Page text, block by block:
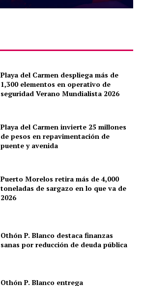
Playa del Carmen despliega más de
1,300 elementos en operativo de
seguridad Verano Mundialista 2026
Playa del Carmen invierte 25 millones
de pesos en repavimentación de
puente y avenida
Puerto Morelos retira más de 4,000
toneladas de sargazo en lo que va de
2026
Othón P. Blanco destaca finanzas
sanas por reducción de deuda pública
Othón P. Blanco entrega